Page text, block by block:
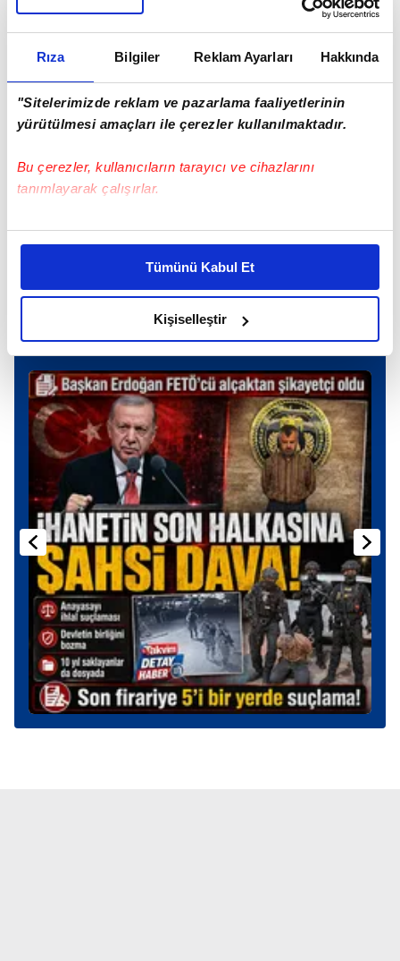
Rıza Bilgiler Reklam Ayarları Hakkında
"Sitelerimizde reklam ve pazarlama faaliyetlerinin
yürütülmesi amaçları ile çerezler kullanılmaktadır.
Bu çerezler, kullanıcıların tarayıcı ve cihazlarını
tanımlayarak çalışırlar.
Bu çerezlere izin vermeniz halinde sizlere özel
daha iyi reklam deneyimi yaşatabiliriz. Bunu yaparken
amacımızın size daha iyi bir reklam deneyimi sunmak
olduğunu ve sizlere en iyi içerikleri sunabilmek adına
elimizden gelen çabayı gösterdiğimizi ve bu noktada,
reklamların maliyetlerimizi karşılamak noktasında tek gelir
kalemimiz olduğunu sizlere hatırlatmak isteriz.
Her halükârda, kullanıcılar, bu çerezlere izin vermedikleri
takdirde, kullanıcılara hedefli reklamlar
gösterilmeyecektir."
Sizlere daha iyi bir hizmet sunabilmek için İnternet
Sitemizde kendimize ve üçüncü kişilere ait çerezler
kullanılmaktadır. Bu çerezler vasıtasıyla çeşitli kişisel
verileriniz işlenmekte olup gerekli olan çerezler bilgi
toplumu hizmetlerinin sunulması amacıyla
kullanılmaktadır. Diğer çerezler, sitemizin daha işlevsel
kılınması ve kişiselleştirilmesi ve sizlere yönelik
reklam/pazarlama faaliyetlerinin yapılması, amaçlarıyla
sınırlı olarak açık rızanız dahilinde kullanılacaktır.
Çerezlere ilişkin tercihlerinizi aşağıda yer alan panel
Tümünü Kabul Et
Kişiselleştir
Tesisleri ve Ali Sami Yen Spor Kompleksi'nin de
bulunduğu taşınmazların faaliyetleri için 31 Mayıs
2026'ya kadar yetki isteyecek.
TIKLAYIN
Günün Manşetleri Tüm Manşetler